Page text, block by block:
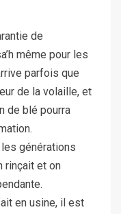
de
même pour les
parfois que
de la volaille, et
de blé pourra
générations
rinçait et on
en usine, il est